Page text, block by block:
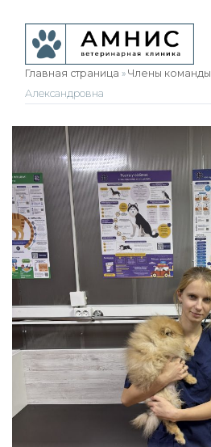
Главная страница »Члены команды
Александровна